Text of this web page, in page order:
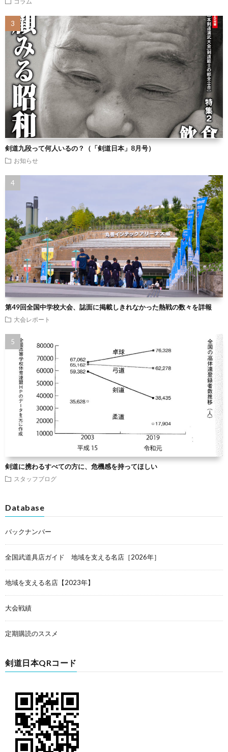
剣道九段って何人いるの？（「剣道日本」8月号）
お知らせ
第49回全国中学校大会、誌面に掲載しきれなかった熱戦の数々を詳報
大会レポート
剣道に携わるすべての方に、危機感を持ってほしい
スタッフブログ
Database
バックナンバー
全国武道具店ガイド 地域を支える名店［2026年］
地域を支える名店【2023年】
大会戦績
定期購読のススメ
剣道日本QRコード